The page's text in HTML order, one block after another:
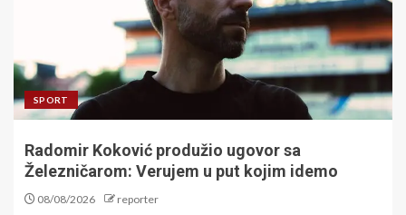
SPORT
Radomir Koković produžio ugovor sa
Železničarom: Verujem u put kojim idemo
08/08/2026 reporter